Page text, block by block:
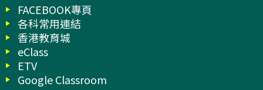
FACEBOOK專頁
各科常用連結
香港教育城
eClass
ETV
Google Classroom